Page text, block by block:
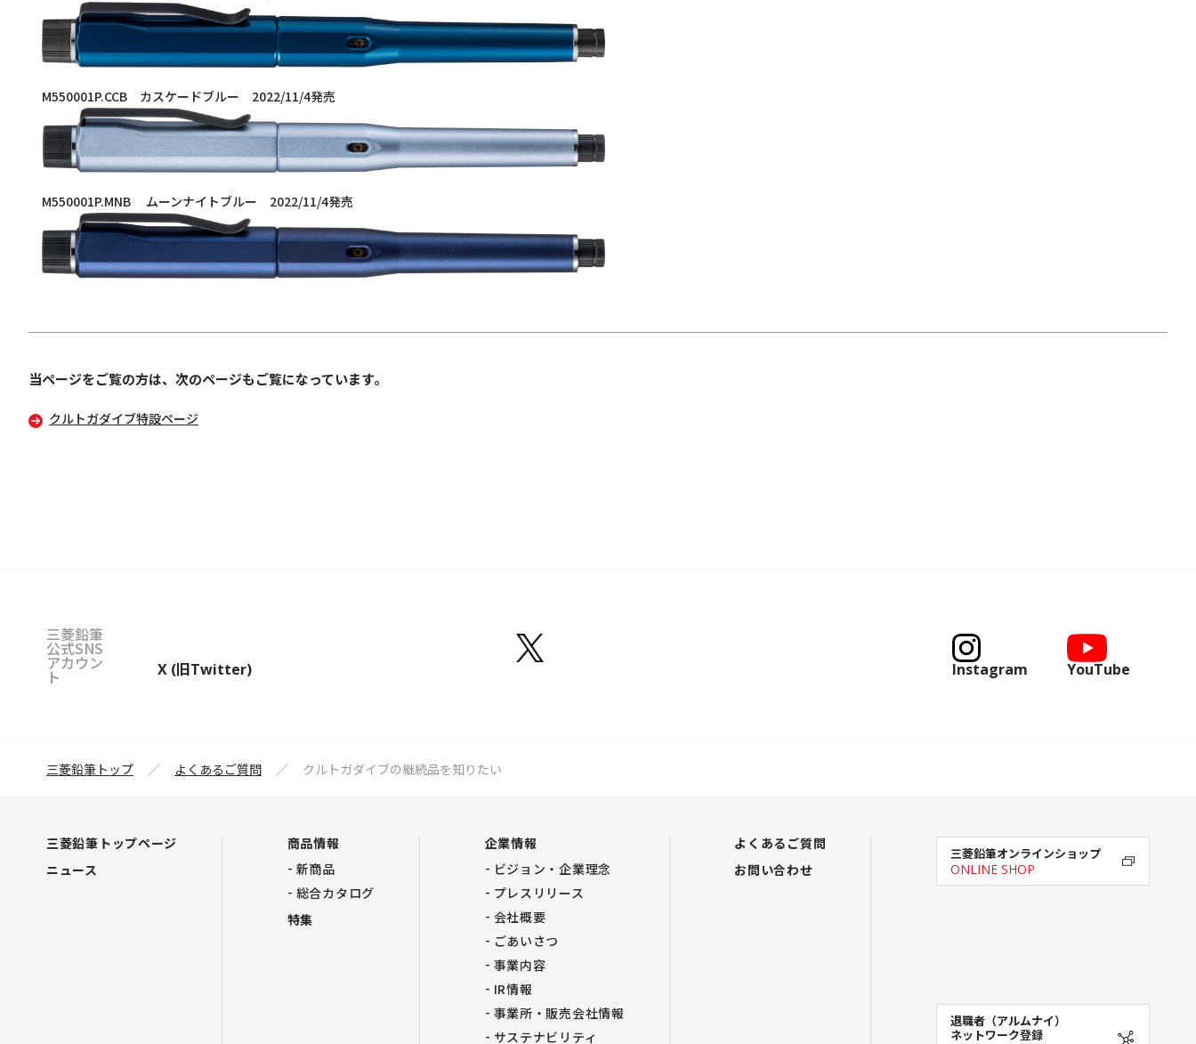
M550001P.CCB カスケードブルー 2022/11/4発売
M550001P.MNB ムーンナイトブルー 2022/11/4発売
当ページをご覧の方は、次のページもご覧になっています。
クルトガダイブ特設ページ
三菱鉛筆
公式SNS
アカウン
ト X (旧Twitter) Instagram YouTube
三菱鉛筆トップ よくあるご質問 クルトガダイブの継続品を知りたい
三菱鉛筆トップページ
ニュース
商品情報
新商品
総合カタログ
特集
企業情報
ビジョン・企業理念
プレスリリース
会社概要
ごあいさつ
事業内容
IR情報
事業所・販売会社情報
サステナビリティ
よくあるご質問
お問い合わせ
三菱鉛筆オンラインショップ
ONLINE SHOP
退職者（アルムナイ）
ネットワーク登録